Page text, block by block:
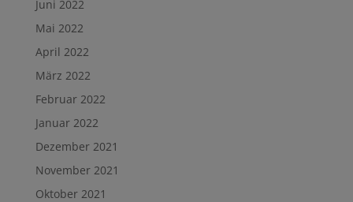
Juni 2022
Mai 2022
April 2022
März 2022
Februar 2022
Januar 2022
Dezember 2021
November 2021
Oktober 2021